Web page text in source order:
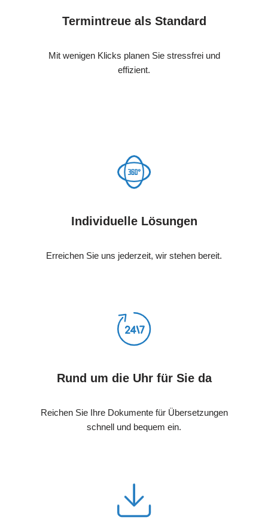
Termintreue als Standard
Mit wenigen Klicks planen Sie stressfrei und
effizient.
Individuelle Lösungen
Erreichen Sie uns jederzeit, wir stehen bereit.
Rund um die Uhr für Sie da
Reichen Sie Ihre Dokumente für Übersetzungen
schnell und bequem ein.